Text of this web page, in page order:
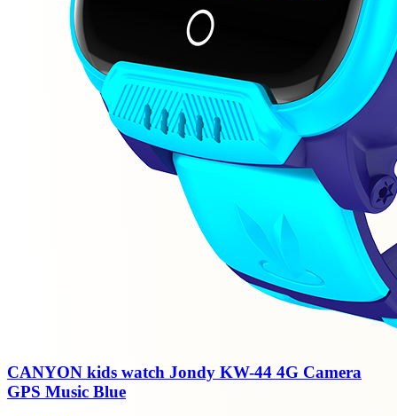
CANYON kids watch Jondy KW-44 4G Camera
GPS Music Blue